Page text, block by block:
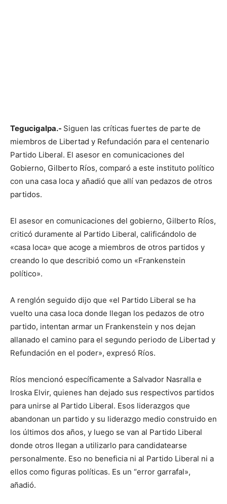
Tegucigalpa.- Siguen las críticas fuertes de parte de
miembros de Libertad y Refundación para el centenario
Partido Liberal. El asesor en comunicaciones del
Gobierno, Gilberto Ríos, comparó a este instituto político
con una casa loca y añadió que allí van pedazos de otros
partidos.
El asesor en comunicaciones del gobierno, Gilberto Ríos,
criticó duramente al Partido Liberal, calificándolo de
«casa loca» que acoge a miembros de otros partidos y
creando lo que describió como un «Frankenstein
político».
A renglón seguido dijo que «el Partido Liberal se ha
vuelto una casa loca donde llegan los pedazos de otro
partido, intentan armar un Frankenstein y nos dejan
allanado el camino para el segundo periodo de Libertad y
Refundación en el poder», expresó Ríos.
Ríos mencionó específicamente a Salvador Nasralla e
Iroska Elvir, quienes han dejado sus respectivos partidos
para unirse al Partido Liberal. Esos liderazgos que
abandonan un partido y su liderazgo medio construido en
los últimos dos años, y luego se van al Partido Liberal
donde otros llegan a utilizarlo para candidatearse
personalmente. Eso no beneficia ni al Partido Liberal ni a
ellos como figuras políticas. Es un “error garrafal»,
añadió.